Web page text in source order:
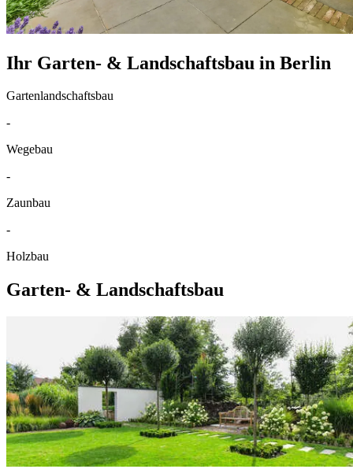
Ihr Garten- & Landschaftsbau in Berlin
Gartenlandschaftsbau
-
Wegebau
-
Zaunbau
-
Holzbau
Garten- & Landschaftsbau